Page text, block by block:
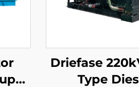
Driefase
Type